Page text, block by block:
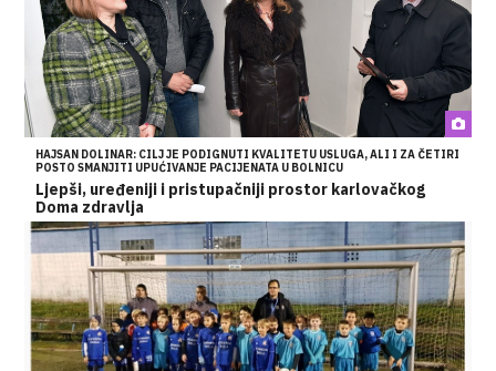
HAJSAN DOLINAR: CILJ JE PODIGNUTI KVALITETU USLUGA, ALI I ZA ČETIRI
POSTO SMANJITI UPUĆIVANJE PACIJENATA U BOLNICU
Ljepši, uređeniji i pristupačniji prostor karlovačkog
Doma zdravlja